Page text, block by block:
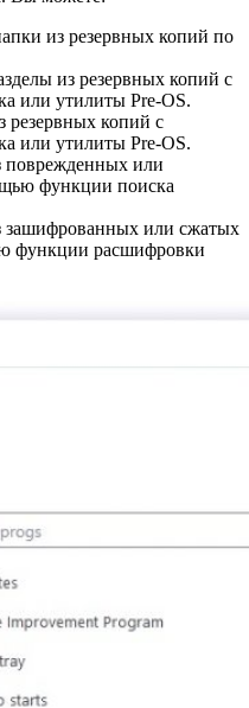
из резервных копий по
из резервных копий с
или утилиты Pre-OS.
резервных копий с
или утилиты Pre-OS.
поврежденных или
функции поиска
зашифрованных или сжатых
функции расшифровки